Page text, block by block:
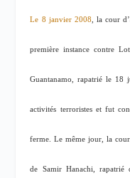
Le 8 janvier 2008 , la cour
première instance contre
Guantanamo, rapatrié le 18
activités terroristes et fut
ferme. Le même jour, la
de Samir Hanachi, rapatrié